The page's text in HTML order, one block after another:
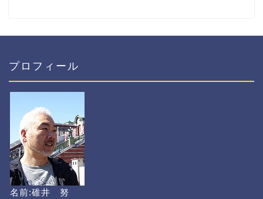
プロフィール
名前:碓井 努